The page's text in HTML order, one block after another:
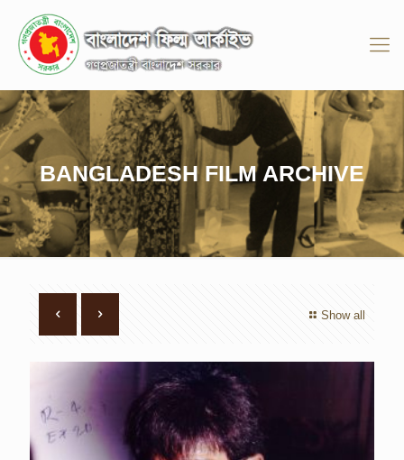
BANGLADESH FILM ARCHIVE
Show all